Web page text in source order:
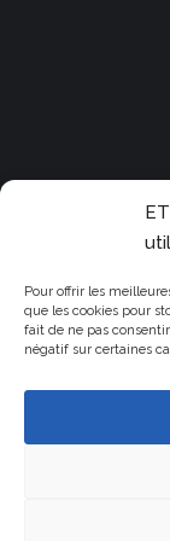
Pour offrir les
que les cookies pour
fait de ne pas
négatif sur certaines